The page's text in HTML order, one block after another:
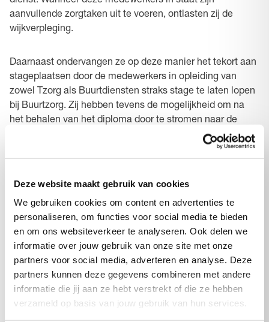
Deze website maakt gebruik van cookies
We gebruiken cookies om content en advertenties te
personaliseren, om functies voor social media te bieden
en om ons websiteverkeer te analyseren. Ook delen we
informatie over jouw gebruik van onze site met onze
partners voor social media, adverteren en analyse. Deze
partners kunnen deze gegevens combineren met andere
informatie die jij aan ze hebt verstrekt of die ze hebben
verzameld op basis van jouw gebruik van hun services.
aanvullende zorgtaken uit te voeren, ontlasten zij de
wijkverpleging.
Daarnaast ondervangen ze op deze manier het tekort aan
stageplaatsen door de medewerkers in opleiding van
zowel Tzorg als Buurtdiensten straks stage te laten lopen
bij Buurtzorg. Zij hebben tevens de mogelijkheid om na
het behalen van het diploma door te stromen naar de
functie van Helpende Plus of Verzorgende IG.
medewerker al kan